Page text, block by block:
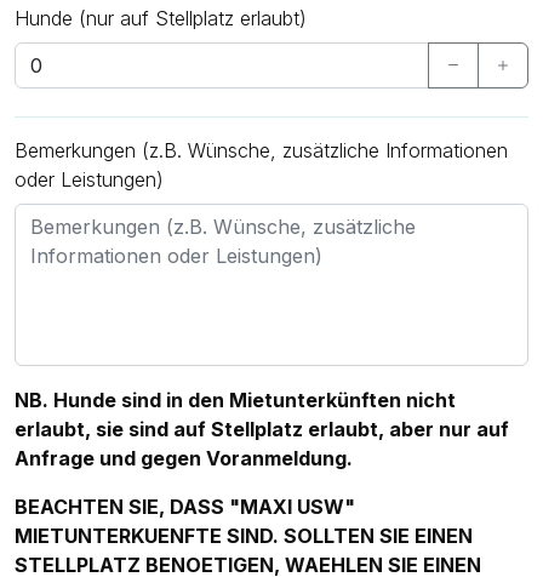
Hunde (nur auf Stellplatz erlaubt)
Bemerkungen (z.B. Wünsche, zusätzliche Informationen
oder Leistungen)
NB. Hunde sind in den Mietunterkünften nicht
erlaubt, sie sind auf Stellplatz erlaubt, aber nur auf
Anfrage und gegen Voranmeldung.
BEACHTEN SIE, DASS "MAXI USW"
MIETUNTERKUENFTE SIND. SOLLTEN SIE EINEN
STELLPLATZ BENOETIGEN, WAEHLEN SIE EINEN